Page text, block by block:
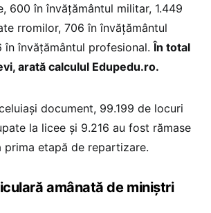
600 în învățământul militar, 1.449
rromilor, 706 în învățământul
în învățământul profesional.În total
arată calculul Edupedu.ro.
document, 99.199 de locuri
la licee și 9.216 au fost rămase
prima etapă de repartizare.
amânată de miniștri